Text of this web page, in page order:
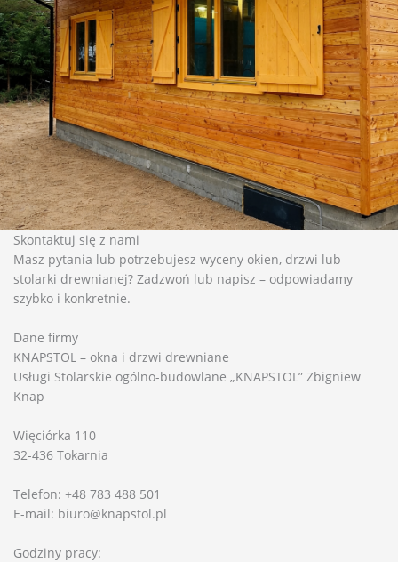
Skontaktuj się z nami
Masz pytania lub potrzebujesz wyceny okien, drzwi lub
stolarki drewnianej? Zadzwoń lub napisz – odpowiadamy
szybko i konkretnie.
Dane firmy
KNAPSTOL – okna i drzwi drewniane
Usługi Stolarskie ogólno-budowlane „KNAPSTOL” Zbigniew
Knap
Więciórka 110
32-436 Tokarnia
Telefon: +48 783 488 501
E-mail: biuro@knapstol.pl
Godziny pracy: